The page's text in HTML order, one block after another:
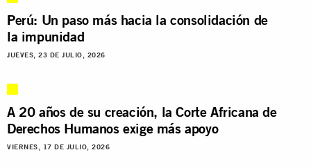
Perú: Un paso más hacia la consolidación de
la impunidad
JUEVES, 23 DE JULIO, 2026
A 20 años de su creación, la Corte Africana de
Derechos Humanos exige más apoyo
VIERNES, 17 DE JULIO, 2026